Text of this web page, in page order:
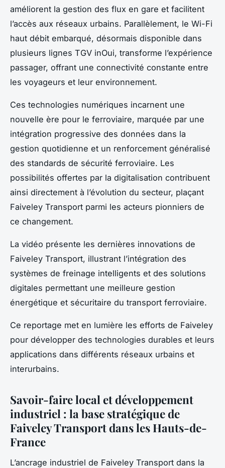
améliorent la gestion des flux en gare et facilitent
l’accès aux réseaux urbains. Parallèlement, le Wi-Fi
haut débit embarqué, désormais disponible dans
plusieurs lignes TGV inOui, transforme l’expérience
passager, offrant une connectivité constante entre
les voyageurs et leur environnement.
Ces technologies numériques incarnent une
nouvelle ère pour le ferroviaire, marquée par une
intégration progressive des données dans la
gestion quotidienne et un renforcement généralisé
des standards de sécurité ferroviaire. Les
possibilités offertes par la digitalisation contribuent
ainsi directement à l’évolution du secteur, plaçant
Faiveley Transport parmi les acteurs pionniers de
ce changement.
La vidéo présente les dernières innovations de
Faiveley Transport, illustrant l’intégration des
systèmes de freinage intelligents et des solutions
digitales permettant une meilleure gestion
énergétique et sécuritaire du transport ferroviaire.
Ce reportage met en lumière les efforts de Faiveley
pour développer des technologies durables et leurs
applications dans différents réseaux urbains et
interurbains.
Savoir-faire local et développement
industriel : la base stratégique de
Faiveley Transport dans les Hauts-de-
France
L’ancrage industriel de Faiveley Transport dans la